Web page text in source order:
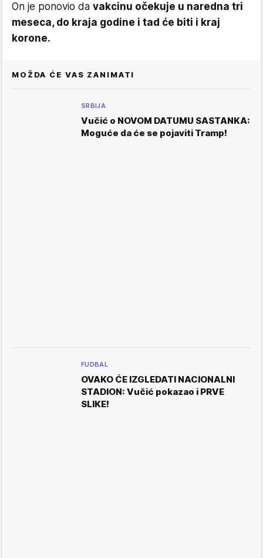
On je ponovio da vakcinu očekuje u naredna tri
meseca, do kraja godine i tad će biti i kraj
korone.
MOŽDA ĆE VAS ZANIMATI
SRBIJA
Vučić o NOVOM DATUMU SASTANKA:
Moguće da će se pojaviti Tramp!
FUDBAL
OVAKO ĆE IZGLEDATI NACIONALNI
STADION: Vučić pokazao i PRVE
SLIKE!